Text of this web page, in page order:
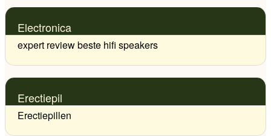
Electronica
expert review beste hifi speakers
Erectiepil
Erectiepillen